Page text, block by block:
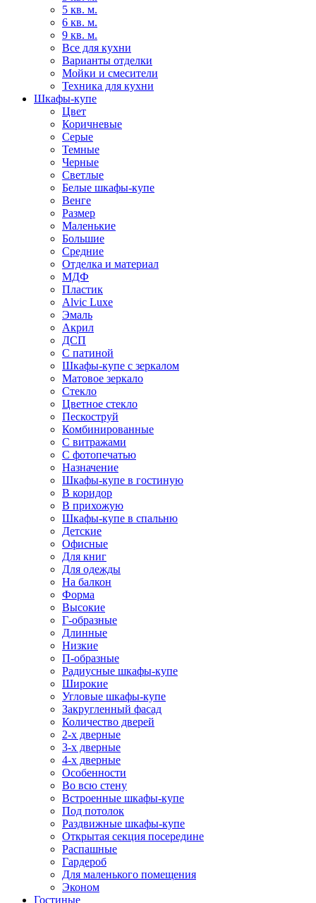
5 кв. м.
6 кв. м.
9 кв. м.
Все для кухни
Варианты отделки
Мойки и смесители
Техника для кухни
Шкафы-купе
Цвет
Коричневые
Серые
Темные
Черные
Светлые
Белые шкафы-купе
Венге
Размер
Маленькие
Большие
Средние
Отделка и материал
МДФ
Пластик
Alvic Luxe
Эмаль
Акрил
ДСП
С патиной
Шкафы-купе с зеркалом
Матовое зеркало
Стекло
Цветное стекло
Пескоструй
Комбинированные
С витражами
С фотопечатью
Назначение
Шкафы-купе в гостиную
В коридор
В прихожую
Шкафы-купе в спальню
Детские
Офисные
Для книг
Для одежды
На балкон
Форма
Высокие
Г-образные
Длинные
Низкие
П-образные
Радиусные шкафы-купе
Широкие
Угловые шкафы-купе
Закругленный фасад
Количество дверей
2-х дверные
3-х дверные
4-х дверные
Особенности
Во всю стену
Встроенные шкафы-купе
Под потолок
Раздвижные шкафы-купе
Открытая секция посередине
Распашные
Гардероб
Для маленького помещения
Эконом
Гостиные